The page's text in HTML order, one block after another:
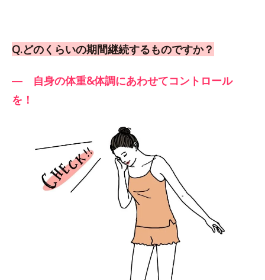
Q.どのくらいの期間継続するものですか？
― 自身の体重&体調にあわせてコントロール
を！